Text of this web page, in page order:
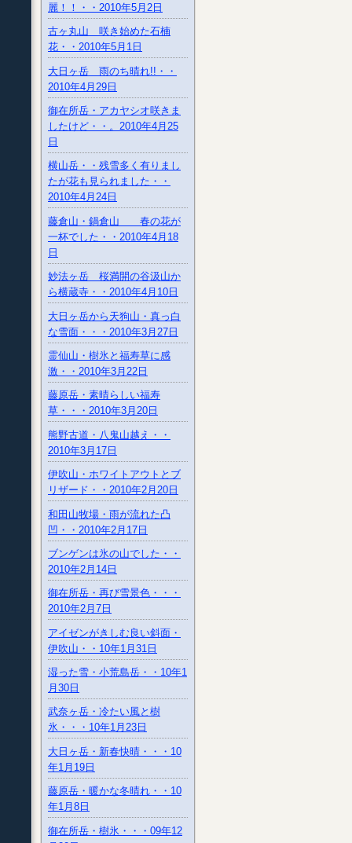
麗！！・・2010年5月2日
古ヶ丸山 咲き始めた石楠
花・・2010年5月1日
大日ヶ岳 雨のち晴れ!!・・
2010年4月29日
御在所岳・アカヤシオ咲きま
したけど・・。2010年4月25
日
横山岳・・残雪多く有りまし
たが花も見られました・・
2010年4月24日
藤倉山・鍋倉山 春の花が
一杯でした・・2010年4月18
日
妙法ヶ岳 桜満開の谷汲山か
ら横蔵寺・・2010年4月10日
大日ヶ岳から天狗山・真っ白
な雪面・・・2010年3月27日
霊仙山・樹氷と福寿草に感
激・・2010年3月22日
藤原岳・素晴らしい福寿
草・・・2010年3月20日
熊野古道・八鬼山越え・・
2010年3月17日
伊吹山・ホワイトアウトとブ
リザード・・2010年2月20日
和田山牧場・雨が流れた凸
凹・・2010年2月17日
ブンゲンは氷の山でした・・
2010年2月14日
御在所岳・再び雪景色・・・
2010年2月7日
アイゼンがきしむ良い斜面・
伊吹山・・10年1月31日
湿った雪・小荒島岳・・10年1
月30日
武奈ヶ岳・冷たい風と樹
氷・・・10年1月23日
大日ヶ岳・新春快晴・・・10
年1月19日
藤原岳・暖かな冬晴れ・・10
年1月8日
御在所岳・樹氷・・・09年12